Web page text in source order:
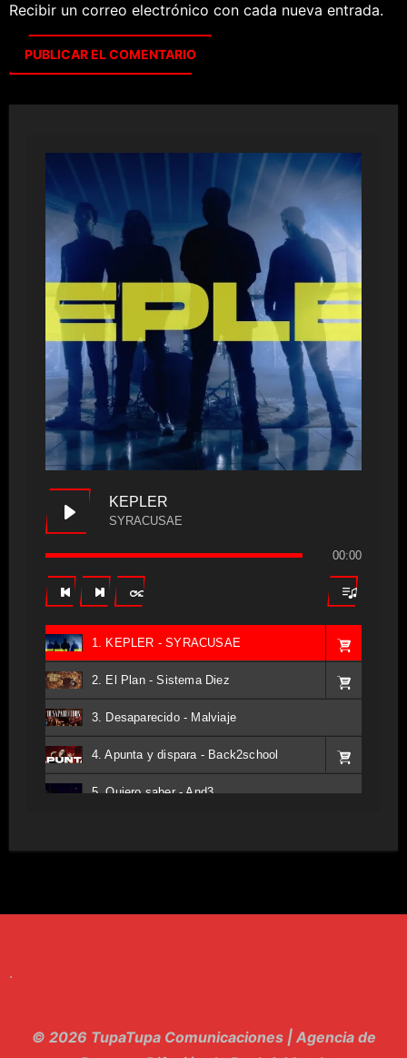
Recibir un correo electrónico con cada nueva entrada.
KEPLER
SYRACUSAE
00:00
1. KEPLER - SYRACUSAE
2. El Plan - Sistema Diez
3. Desaparecido - Malviaje
4. Apunta y dispara - Back2school
5. Quiero saber - And3
.
© 2026 TupaTupa Comunicaciones | Agencia de